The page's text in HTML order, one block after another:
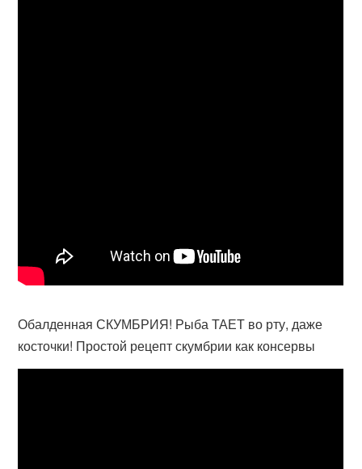
Обалденная СКУМБРИЯ! Рыба ТАЕТ во рту, даже
косточки! Простой рецепт скумбрии как консервы